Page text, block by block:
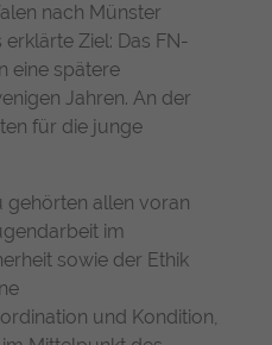
nach Münster
Ziel: Das FN-
eine spätere
Jahren. An der
für die junge
gehörten allen voran
im
sowie der Ethik
und Kondition,
Session-Cookie
im Falle eines
ID. So kann der
wiedererkannt werden
zu geschützten
über Besuche des
wie z. B. die Anzahl
Verweildauer
Seiten gelesen
um die Uhr verfügbar
die Antworten
werden anonymisiert,
den Service zu